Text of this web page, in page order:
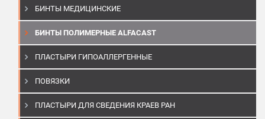
БИНТЫ МЕДИЦИНСКИЕ
БИНТЫ ПОЛИМЕРНЫЕ ALFACAST
ПЛАСТЫРИ ГИПОАЛЛЕРГЕННЫЕ
ПОВЯЗКИ
ПЛАСТЫРИ ДЛЯ СВЕДЕНИЯ КРАЕВ РАН